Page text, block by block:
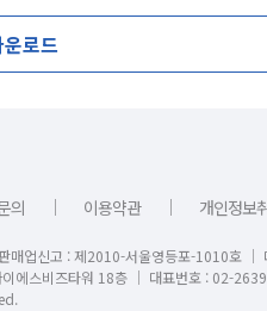
로드
의 ｜ 이용약관 ｜ 개인정보
매업신고 : 제2010-서울영등포-1010호 │
에스비즈타워 18층 │ 대표번호 : 02-